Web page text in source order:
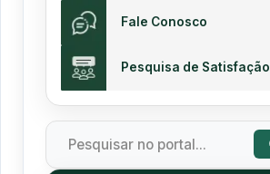
Fale Conosco
Pesquisa de Satisfação